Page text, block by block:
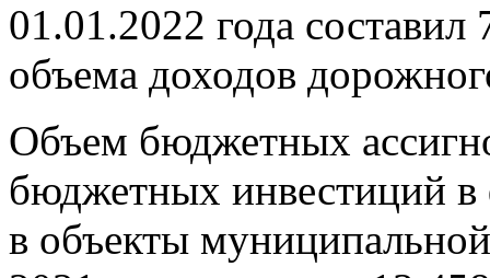
01.01.2022 года
объема доходов
Объем бюджетных
бюджетных инвестиций
в объекты